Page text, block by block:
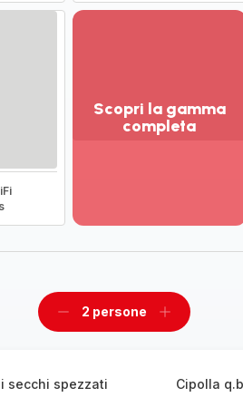
Scopri la gamma
completa
gamma
Rimuovi
2 persone
Aggiungi
secchi spezzati Cipolla